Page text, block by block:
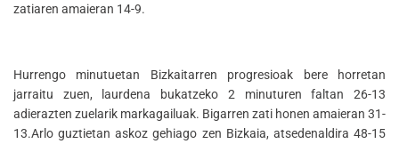
zatiaren amaieran 14-9.
Hurrengo minutuetan Bizkaitarren progresioak bere horretan
jarraitu zuen, laurdena bukatzeko 2 minuturen faltan 26-13
adierazten zuelarik markagailuak. Bigarren zati honen amaieran 31-
13.Arlo guztietan askoz gehiago zen Bizkaia, atsedenaldira 48-15